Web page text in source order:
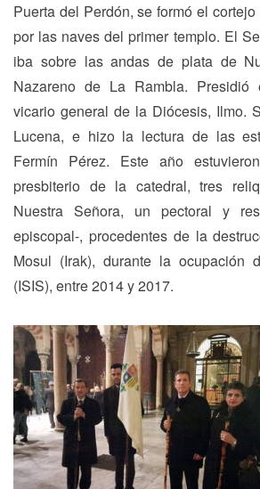
Puerta del Perdón, se formó el
por las naves del primer templo. El
iba sobre las andas de plata de
Nazareno de La Rambla.
vicario general de la Diócesis, Ilmo.
Lucena, e hizo la lectura de las
Fermín Pérez. Este año
presbiterio de la catedral, tres
Nuestra Señora, un pectoral y
episcopal-, procedentes de la
Mosul (Irak), durante la ocupación
(ISIS), entre 2014 y 2017.